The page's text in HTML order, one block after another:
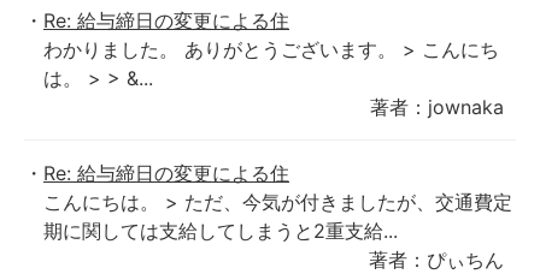
Re: 給与締日の変更による住
わかりました。 ありがとうございます。 > こんにち
は。 > > &...
著者：jownaka
Re: 給与締日の変更による住
こんにちは。 > ただ、今気が付きましたが、交通費定
期に関しては支給してしまうと2重支給...
著者：ぴぃちん